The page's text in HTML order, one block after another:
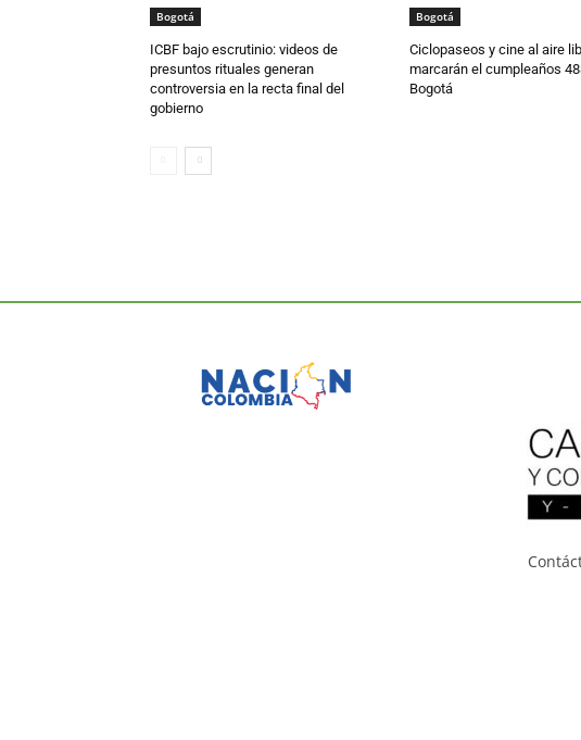
Bogotá
ICBF bajo escrutinio: videos de
presuntos rituales generan
controversia en la recta final del
gobierno
Bogotá
Ciclopaseos y cine al aire
marcarán el cumpleaños
Bogotá